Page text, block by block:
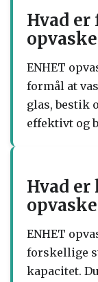
Hvad
ENHET
formål at
glas, bestik
effektivt og
Hvad er
ENHET
forskellige
kapacitet.